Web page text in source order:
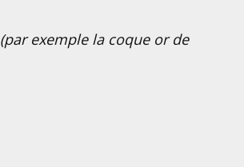
(par exemple la coque or de